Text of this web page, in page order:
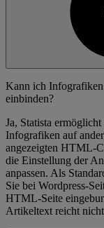
Kann ich
einbinden?
Ja, Statista
Infografiken auf
angezeigten HTML-
die Einstellung der
anpassen. Als
Sie bei Wordpress-
HTML-Seite
Artikeltext reicht